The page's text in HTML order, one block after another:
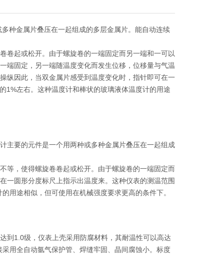
金属片叠压在一起组成的多层金属片。能自动连续
卷起或松开。由于螺旋卷的一端固定而另一端和一可以
端固定，另一端随温度变化而发生位移，位移量与气温
纵因此，当双金属片感受到温度变化时，指针即可在一
1%左右。这种温度计和棒状的玻璃液体温度计的用途
要的元件是一个用两种或多种金属片叠压在一起组成
等，使得螺旋卷卷起或松开。由于螺旋卷的一端固定而
一圆形分度标尺上指示出温度来。这种仪表的测温范围
用途相似，但可使用在机械强度要求更高的条件下。
到1.0级，仪表上壳采用防腐材料，其耐温性可以高达
用全自动氩气保护管、焊缝牢固、晶间腐蚀小。标度